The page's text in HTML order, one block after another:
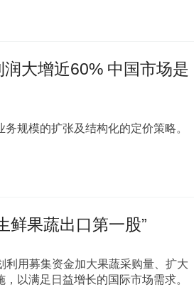
大增近60% 中国市场是
规模的扩张及结构化的定价策略。
鲜果蔬出口第一股”
利用募集资金加大果蔬采购量、扩大
以满足日益增长的国际市场需求。